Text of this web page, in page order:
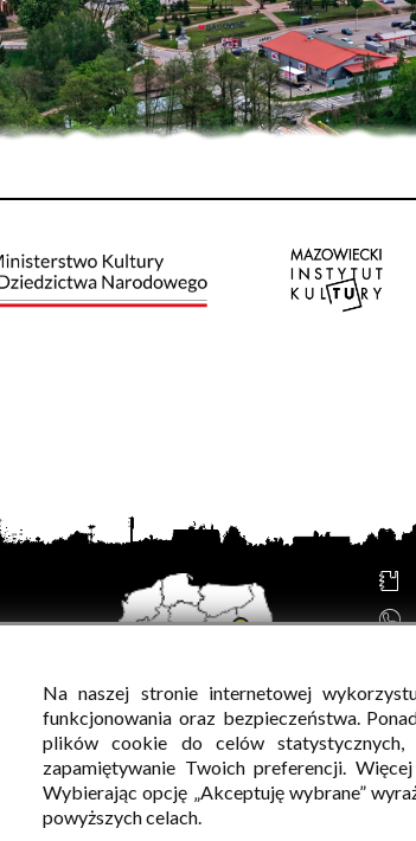
Na naszej stronie internetowej
funkcjonowania oraz bezpieczeństwa.
plików cookie do celów statystycznych,
zapamiętywanie Twoich preferencji.
Wybierając opcję „Akceptuję wybrane”
powyższych celach.